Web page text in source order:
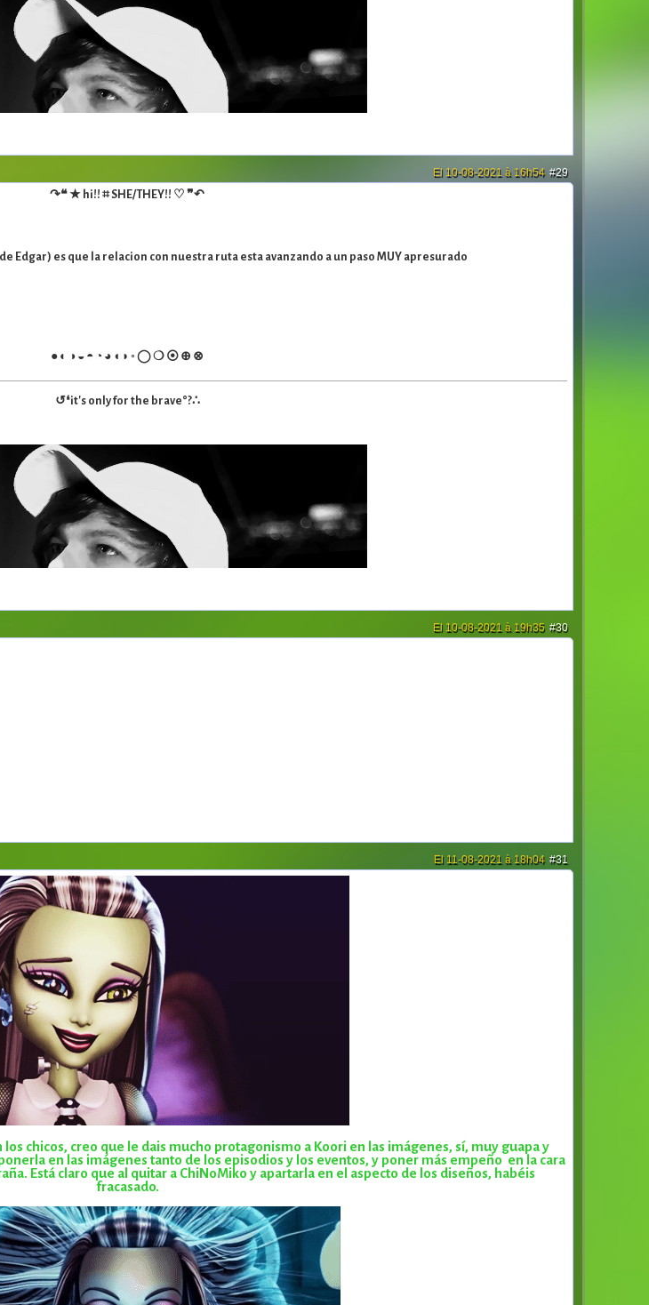
#29
El 10-08-2021 à 16h54
↷❝ ★ hi!! ⌗ SHE/THEY!! ♡ ❞↶
Edgar) es que la relacion con nuestra ruta esta avanzando a un paso MUY apresurado
● ◐ ◑ ◒ ◓ ◔ ◕ ◖ ◗ ◦ ◯ ❍ ⦿ ⊕ ⊗
↺❛it's only for the brave°?∴
#30
El 10-08-2021 à 19h35
#31
El 11-08-2021 à 18h04
chicos, creo que le dais mucho protagonismo a Koori en las imágenes, sí, muy guapa y
en las imágenes tanto de los episodios y los eventos, y poner más empeño en la cara
Está claro que al quitar a ChiNoMiko y apartarla en el aspecto de los diseños, habéis
fracasado.